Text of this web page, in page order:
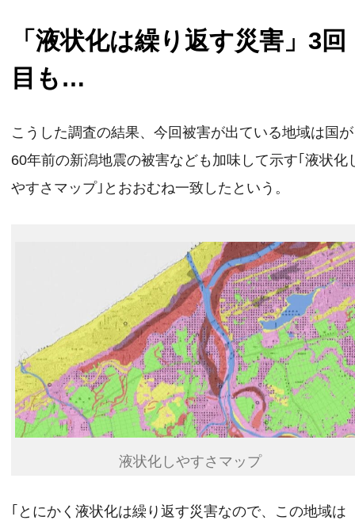
「液状化は繰り返す災害」3回
目も…
こうした調査の結果、今回被害が出ている地域は国が
60年前の新潟地震の被害なども加味して示す｢液状化
やすさマップ｣とおおむね一致したという。
液状化しやすさマップ
｢とにかく液状化は繰り返す災害なので、この地域は